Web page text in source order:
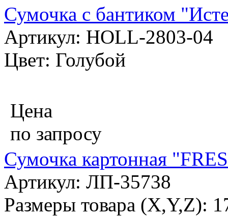
Сумочка с бантиком
Артикул: HOLL-2803-04
Цвет: Голубой
Цена
по запросу
Сумочка картонная
Артикул: ЛП-35738
Размеры товара (X,Y,Z):